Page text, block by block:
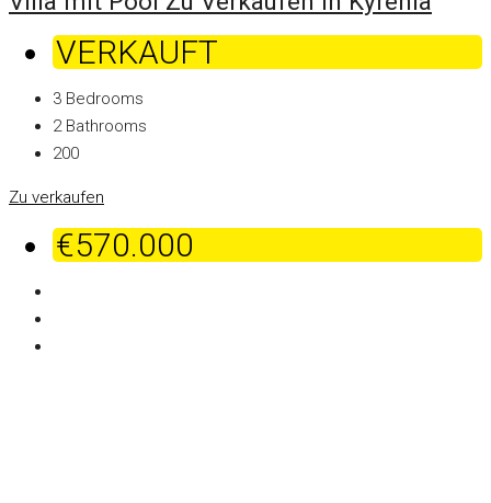
VERKAUFT
3 Bedrooms
2 Bathrooms
200
Zu verkaufen
€570.000